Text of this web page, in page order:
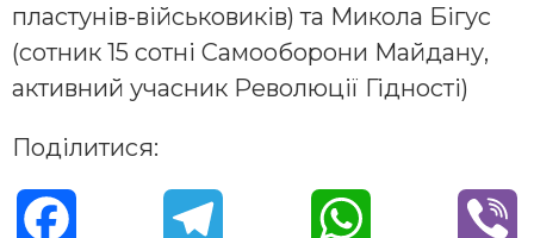
пластунів-військовиків) та Микола Бігус
(сотник 15 сотні Самооборони Майдану,
активний учасник Революції Гідності)
Поділитися: